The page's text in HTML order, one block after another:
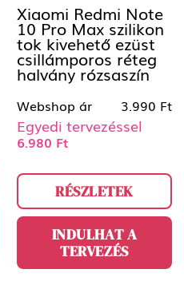
Xiaomi Redmi Note
10 Pro Max szilikon
tok kivehető ezüst
csillámporos réteg
halvány rózsaszín
Webshop ár 3.990 Ft
Egyedi tervezéssel
6.980 Ft
RÉSZLETEK
INDULHAT A
TERVEZÉS